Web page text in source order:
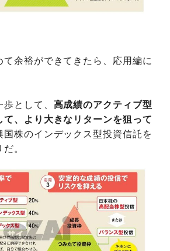
余裕ができてきたら、応用編に
として、 高成績のアクティブ型
、より大きなリターンを狙って
国株のインデックス型投資信託を
。